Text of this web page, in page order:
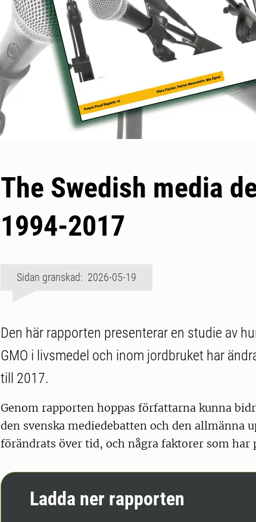
The Swedish media
1994-2017
Sidan granskad: 2026-05-19
Den här rapporten presenterar en studie av
GMO i livsmedel och inom jordbruket har
till 2017.
Genom rapporten hoppas författarna kunna
den svenska mediedebatten och den allmänna
förändrats över tid, och några faktorer som har
Ladda ner rapporten